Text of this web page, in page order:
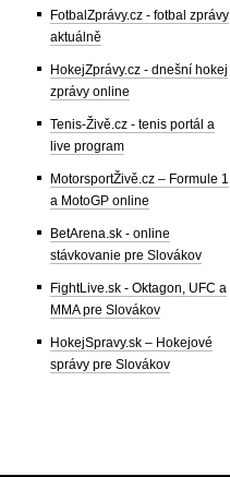
FotbalZprávy.cz - fotbal zprávy
aktuálně
HokejZprávy.cz - dnešní hokej
zprávy online
Tenis-Živě.cz - tenis portál a
live program
MotorsportŽivě.cz – Formule 1
a MotoGP online
BetArena.sk - online
stávkovanie pre Slovákov
FightLive.sk - Oktagon, UFC a
MMA pre Slovákov
HokejSpravy.sk – Hokejové
správy pre Slovákov